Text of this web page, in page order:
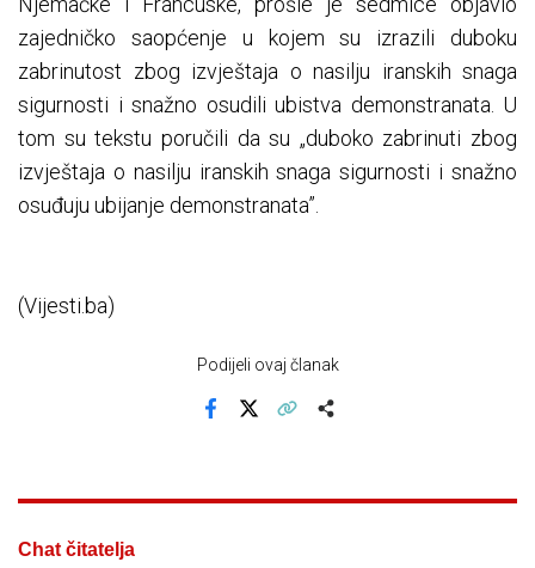
zajedničko saopćenje u kojem su izrazili duboku
zabrinutost zbog izvještaja o nasilju iranskih snaga
sigurnosti i snažno osudili ubistva demonstranata. U
tom su tekstu poručili da su „duboko zabrinuti zbog
izvještaja o nasilju iranskih snaga sigurnosti i snažno
osuđuju ubijanje demonstranata”.
(Vijesti.ba)
Podijeli ovaj članak
Chat čitatelja